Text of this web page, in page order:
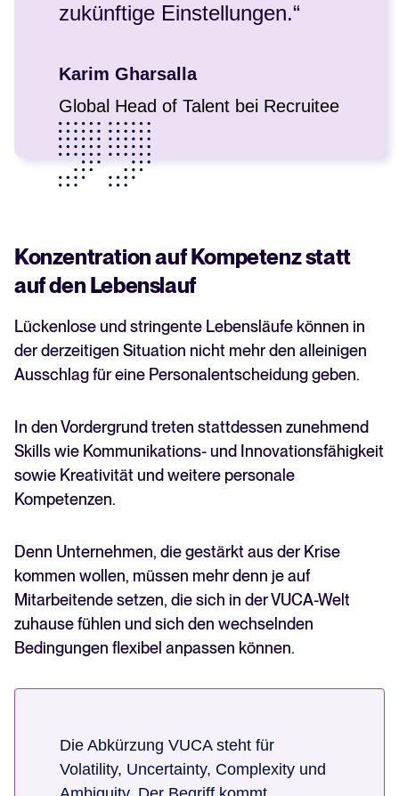
zukünftige Einstellungen.“
Karim Gharsalla
Global Head of Talent bei Recruitee
Konzentration auf Kompetenz statt
auf den Lebenslauf
Lückenlose und stringente Lebensläufe können in
der derzeitigen Situation nicht mehr den alleinigen
Ausschlag für eine Personalentscheidung geben.
In den Vordergrund treten stattdessen zunehmend
Skills wie Kommunikations- und Innovationsfähigkeit
sowie Kreativität und weitere personale
Kompetenzen.
Denn Unternehmen, die gestärkt aus der Krise
kommen wollen, müssen mehr denn je auf
Mitarbeitende setzen, die sich in der VUCA-Welt
zuhause fühlen und sich den wechselnden
Bedingungen flexibel anpassen können.
Die Abkürzung VUCA steht für
Volatility, Uncertainty, Complexity und